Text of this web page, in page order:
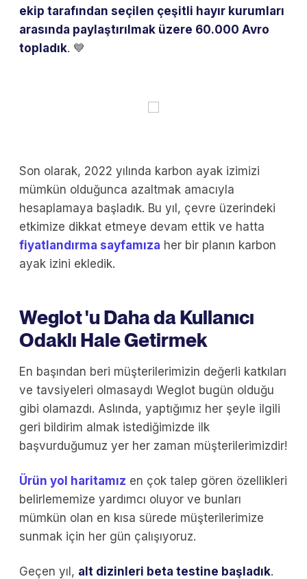
ekip tarafından seçilen çeşitli hayır kurumları
arasında paylaştırılmak üzere 60.000 Avro
topladık. 💙
Son olarak, 2022 yılında karbon ayak izimizi
mümkün olduğunca azaltmak amacıyla
hesaplamaya başladık. Bu yıl, çevre üzerindeki
etkimize dikkat etmeye devam ettik ve hatta
fiyatlandırma sayfamıza her bir planın karbon
ayak izini ekledik.
Weglot 'u Daha da Kullanıcı
Odaklı Hale Getirmek
En başından beri müşterilerimizin değerli katkıları
ve tavsiyeleri olmasaydı Weglot bugün olduğu
gibi olamazdı. Aslında, yaptığımız her şeyle ilgili
geri bildirim almak istediğimizde ilk
başvurduğumuz yer her zaman müşterilerimizdir!
Ürün yol haritamız en çok talep gören özellikleri
belirlememize yardımcı oluyor ve bunları
mümkün olan en kısa sürede müşterilerimize
sunmak için her gün çalışıyoruz.
Geçen yıl, alt dizinleri beta testine başladık.